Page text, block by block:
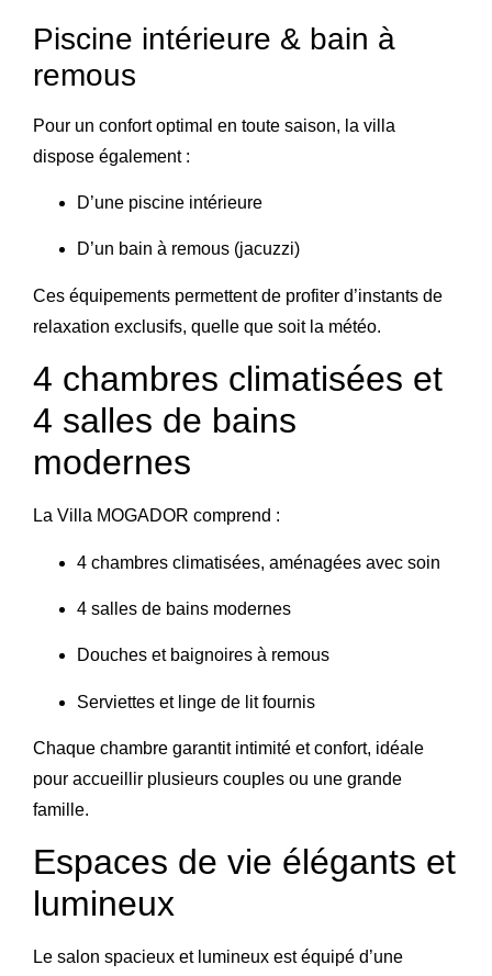
Piscine intérieure & bain à
remous
Pour un confort optimal en toute saison, la villa
dispose également :
D’une piscine intérieure
D’un bain à remous (jacuzzi)
Ces équipements permettent de profiter d’instants de
relaxation exclusifs, quelle que soit la météo.
4 chambres climatisées et
4 salles de bains
modernes
La Villa MOGADOR comprend :
4 chambres climatisées, aménagées avec soin
4 salles de bains modernes
Douches et baignoires à remous
Serviettes et linge de lit fournis
Chaque chambre garantit intimité et confort, idéale
pour accueillir plusieurs couples ou une grande
famille.
Espaces de vie élégants et
lumineux
Le salon spacieux et lumineux est équipé d’une